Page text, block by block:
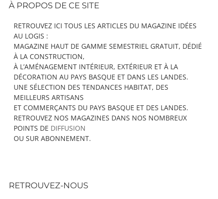
Content
À PROPOS DE CE SITE
RETROUVEZ ICI TOUS LES ARTICLES DU MAGAZINE IDÉES
AU LOGIS :
MAGAZINE HAUT DE GAMME SEMESTRIEL GRATUIT, DÉDIÉ
À LA CONSTRUCTION,
À L’AMÉNAGEMENT INTÉRIEUR, EXTÉRIEUR ET À LA
DÉCORATION AU PAYS BASQUE ET DANS LES LANDES.
UNE SÉLECTION DES TENDANCES HABITAT, DES
MEILLEURS ARTISANS
ET COMMERÇANTS DU PAYS BASQUE ET DES LANDES.
RETROUVEZ NOS MAGAZINES DANS NOS NOMBREUX
POINTS DE DIFFUSION
OU SUR ABONNEMENT.
RETROUVEZ-NOUS